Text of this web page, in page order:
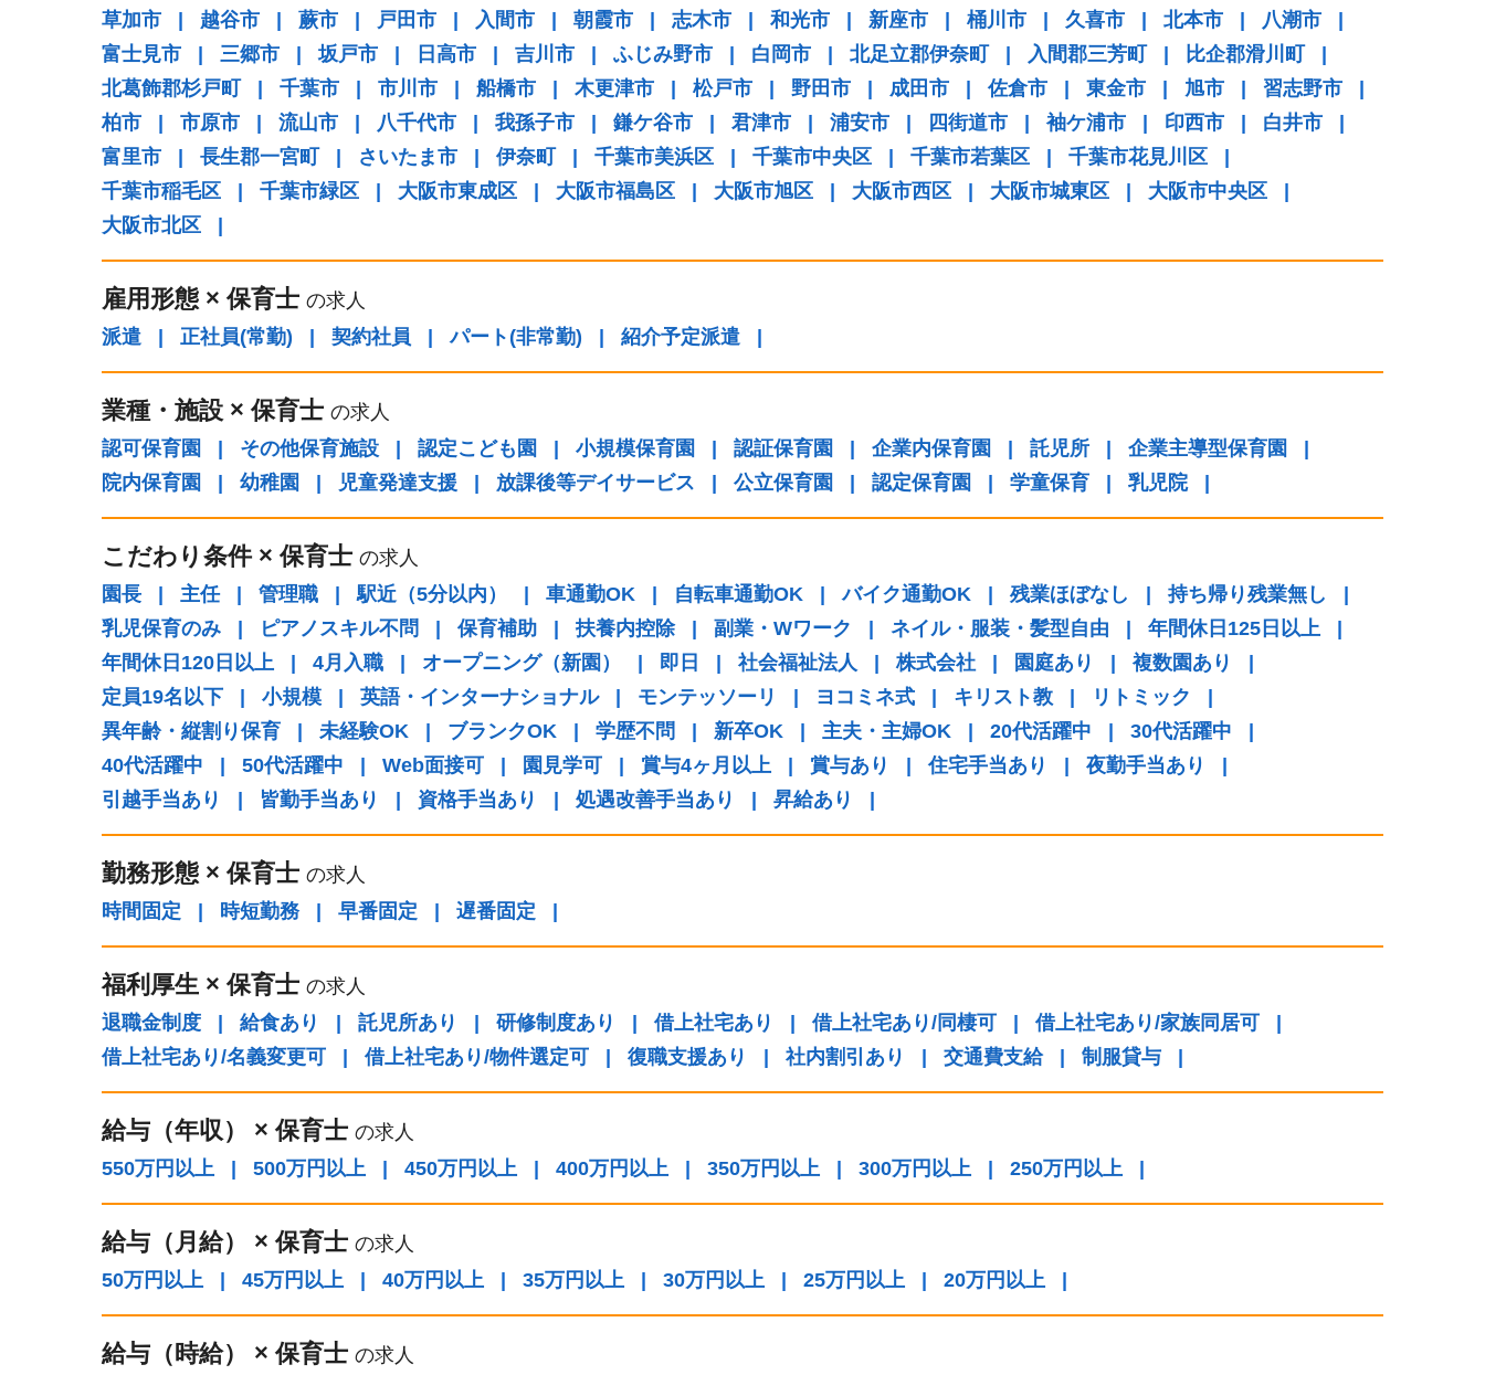
草加市
| 越谷市 | 蕨市 | 戸田市 | 入間市 | 朝霞市 | 志木市 | 和光市 | 新座市 | 桶川市 | 久喜市 | 北本市 | 八潮市
|
富士見市
| 三郷市 | 坂戸市 | 日高市 | 吉川市 | ふじみ野市 | 白岡市 | 北足立郡伊奈町 | 入間郡三芳町 | 比企郡滑川町
|
北葛飾郡杉戸町
| 千葉市 | 市川市 | 船橋市 | 木更津市 | 松戸市 | 野田市 | 成田市 | 佐倉市 | 東金市 | 旭市 | 習志野市
|
柏市
| 市原市 | 流山市 | 八千代市 | 我孫子市 | 鎌ケ谷市 | 君津市 | 浦安市 | 四街道市 | 袖ケ浦市 | 印西市 | 白井市
|
富里市
| 長生郡一宮町 | さいたま市 | 伊奈町 | 千葉市美浜区 | 千葉市中央区 | 千葉市若葉区 | 千葉市花見川区
|
千葉市稲毛区
| 千葉市緑区 | 大阪市東成区 | 大阪市福島区 | 大阪市旭区 | 大阪市西区 | 大阪市城東区 | 大阪市中央区
|
大阪市北区
|
雇用形態 × 保育士 の求人
派遣
| 正社員(常勤) | 契約社員 | パート(非常勤) | 紹介予定派遣 |
業種・施設 × 保育士 の求人
認可保育園
| その他保育施設 | 認定こども園 | 小規模保育園 | 認証保育園 | 企業内保育園 | 託児所 | 企業主導型保育園
|
院内保育園
| 幼稚園 | 児童発達支援 | 放課後等デイサービス | 公立保育園 | 認定保育園 | 学童保育 | 乳児院 |
こだわり条件 × 保育士 の求人
園長
| 主任 | 管理職 | 駅近（5分以内） | 車通勤OK | 自転車通勤OK | バイク通勤OK | 残業ほぼなし | 持ち帰り残業無し
|
乳児保育のみ
| ピアノスキル不問 | 保育補助 | 扶養内控除 | 副業・Wワーク | ネイル・服装・髪型自由 | 年間休日125日以上
|
年間休日120日以上
| 4月入職 | オープニング（新園） | 即日 | 社会福祉法人 | 株式会社 | 園庭あり | 複数園あり
|
定員19名以下
| 小規模 | 英語・インターナショナル | モンテッソーリ | ヨコミネ式 | キリスト教 | リトミック
|
異年齢・縦割り保育
| 未経験OK | ブランクOK | 学歴不問 | 新卒OK | 主夫・主婦OK | 20代活躍中 | 30代活躍中
|
40代活躍中
| 50代活躍中 | Web面接可 | 園見学可 | 賞与4ヶ月以上 | 賞与あり | 住宅手当あり | 夜勤手当あり
|
引越手当あり
| 皆勤手当あり | 資格手当あり | 処遇改善手当あり | 昇給あり |
勤務形態 × 保育士 の求人
時間固定
| 時短勤務 | 早番固定 | 遅番固定 |
福利厚生 × 保育士 の求人
退職金制度
| 給食あり | 託児所あり | 研修制度あり | 借上社宅あり | 借上社宅あり/同棲可 | 借上社宅あり/家族同居可
|
借上社宅あり/名義変更可
| 借上社宅あり/物件選定可 | 復職支援あり | 社内割引あり | 交通費支給 | 制服貸与 |
給与（年収） × 保育士 の求人
550万円以上
| 500万円以上 | 450万円以上 | 400万円以上 | 350万円以上 | 300万円以上 | 250万円以上 |
給与（⽉給） × 保育士 の求人
50万円以上
| 45万円以上 | 40万円以上 | 35万円以上 | 30万円以上 | 25万円以上 | 20万円以上 |
給与（時給） × 保育士 の求人